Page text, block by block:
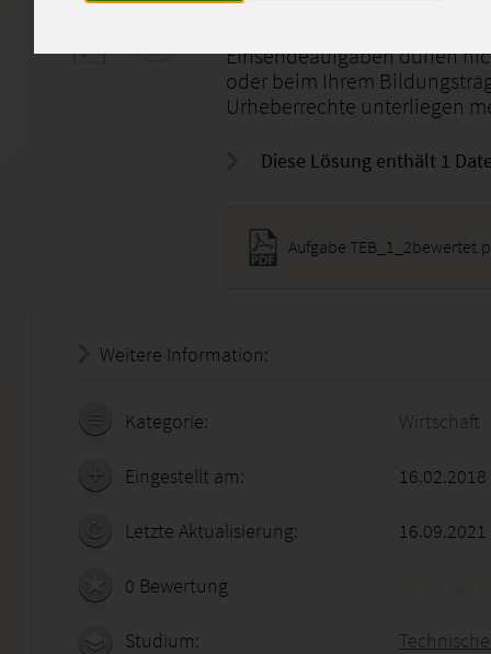
Einsendeaufgaben dürfen
oder beim Ihrem
Urheberrechte unterliegen
Diese Lösung enthält 1
Aufgabe
Weitere Information:
Kategorie: Wirtschaft
Eingestellt am:
Letzte Aktualisierung: 16.09.2021
0 Bewertung
Studium: